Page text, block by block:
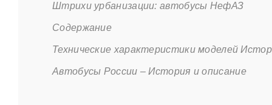
Штрихи урбанизации: автобусы НефАЗ
Содержание
Технические характеристики моделей
Автобусы России – История и описание